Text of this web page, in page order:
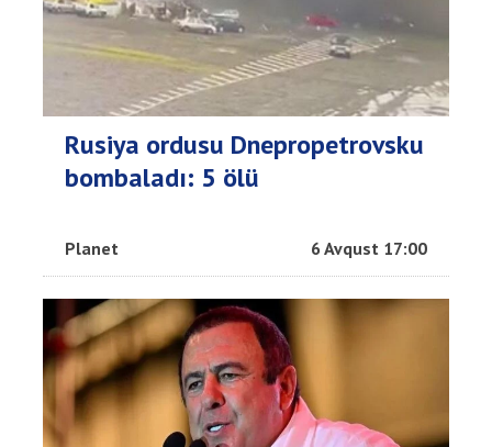
Rusiya ordusu Dnepropetrovsku
bombaladı: 5 ölü
Planet 6 Avqust 17:00